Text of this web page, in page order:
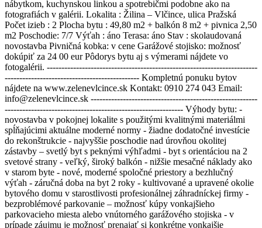
nábytkom, kuchynskou linkou a spotrebičmi podobne ako na
fotografiách v galérii. Lokalita : Žilina – Vlčince, ulica Pražská
Počet izieb : 2 Plocha bytu : 49,80 m2 + balkón 8 m2 + pivnica 2,50
m2 Poschodie: 7/7 Výťah : áno Terasa: áno Stav : skolaudovaná
novostavba Pivničná kobka: v cene Garážové stojisko: možnosť
dokúpiť za 24 00 eur Pôdorys bytu aj s výmerami nájdete vo
fotogalérii. ------------------------------------------------------------------------
---------------------------------------------- Kompletnú ponuku bytov
nájdete na www.zelenevlcince.sk Kontakt: 0910 274 043 Email:
info@zelenevlcince.sk ---------------------------------------------------------
------------------------------------------------------------- Výhody bytu: -
novostavba v pokojnej lokalite s použitými kvalitnými materiálmi
spĺňajúcimi aktuálne moderné normy - žiadne dodatočné investície
do rekonštrukcie - najvyššie poschodie nad úrovňou okolitej
zástavby – svetlý byt s peknými výhľadmi - byt s orientáciou na 2
svetové strany - veľký, široký balkón - nižšie mesačné náklady ako
v starom byte - nové, moderné spoločné priestory a bezhlučný
výťah - záručná doba na byt 2 roky - kultivované a upravené okolie
bytového domu v starostlivosti profesionálnej záhradníckej firmy -
bezproblémové parkovanie – možnosť kúpy vonkajšieho
parkovacieho miesta alebo vnútorného garážového stojiska - v
prípade záujmu je možnosť prenajať si konkrétne vonkajšie